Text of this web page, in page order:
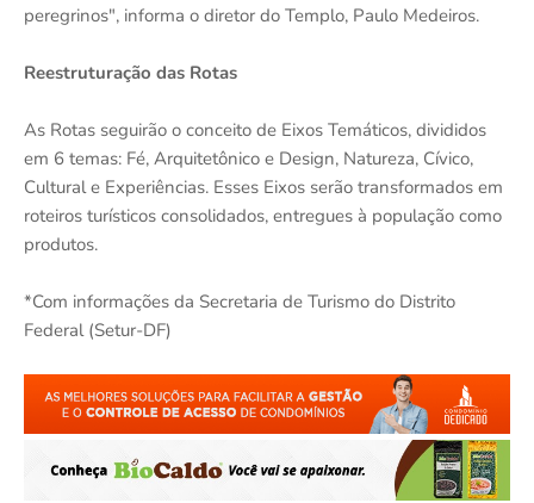
peregrinos", informa o diretor do Templo, Paulo Medeiros.
Reestruturação das Rotas
As Rotas seguirão o conceito de Eixos Temáticos, divididos
em 6 temas: Fé, Arquitetônico e Design, Natureza, Cívico,
Cultural e Experiências. Esses Eixos serão transformados em
roteiros turísticos consolidados, entregues à população como
produtos.
*Com informações da Secretaria de Turismo do Distrito
Federal (Setur-DF)